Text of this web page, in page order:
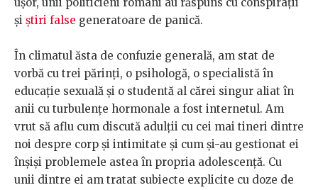
ușor, unii politicieni români au răspuns cu conspirații
și știri false generatoare de panică.
În climatul ăsta de confuzie generală, am stat de
vorbă cu trei părinți, o psihologă, o specialistă în
educație sexuală și o studentă al cărei singur aliat în
anii cu turbulențe hormonale a fost internetul. Am
vrut să aflu cum discută adulții cu cei mai tineri dintre
noi despre corp și intimitate și cum și-au gestionat ei
înșiși problemele astea în propria adolescență. Cu
unii dintre ei am tratat subiecte explicite cu doze de